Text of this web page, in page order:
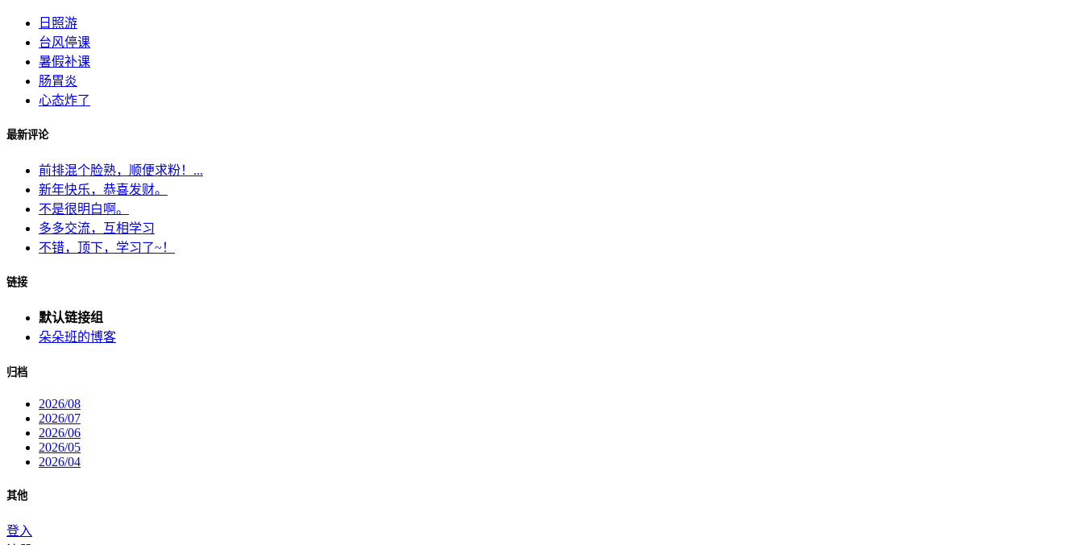
日照游
台风停课
暑假补课
肠胃炎
心态炸了
最新评论
前排混个脸熟，顺便求粉！...
新年快乐，恭喜发财。
不是很明白啊。
多多交流，互相学习
不错，顶下，学习了~！
链接
默认链接组
朵朵班的博客
归档
2026/08
2026/07
2026/06
2026/05
2026/04
其他
登入